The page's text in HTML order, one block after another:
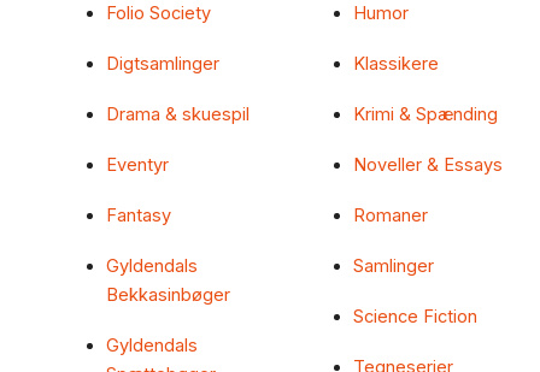
Folio Society
Digtsamlinger
Drama & skuespil
Eventyr
Fantasy
Gyldendals
Bekkasinbøger
Gyldendals
Humor
Klassikere
Krimi & Spænding
Noveller & Essays
Romaner
Samlinger
Science Fiction
Tegneserier